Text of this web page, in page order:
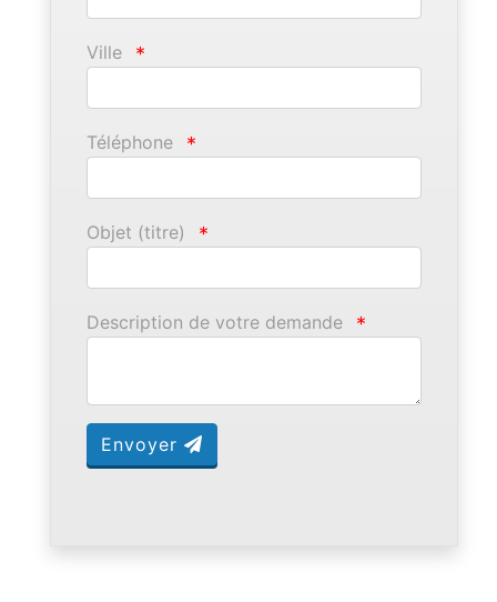
Ville *
Téléphone *
Objet (titre) *
Description de votre demande *
Envoyer